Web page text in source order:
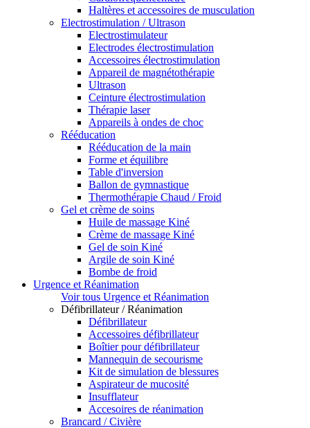
Haltères et accessoires de musculation
Electrostimulation / Ultrason
Electrostimulateur
Electrodes électrostimulation
Accessoires électrostimulation
Appareil de magnétothérapie
Ultrason
Ceinture électrostimulation
Thérapie laser
Appareils à ondes de choc
Rééducation
Rééducation de la main
Forme et équilibre
Table d'inversion
Ballon de gymnastique
Thermothérapie Chaud / Froid
Gel et crème de soins
Huile de massage Kiné
Crème de massage Kiné
Gel de soin Kiné
Argile de soin Kiné
Bombe de froid
Urgence et Réanimation
Voir tous Urgence et Réanimation
Défibrillateur / Réanimation
Défibrillateur
Accessoires défibrillateur
Boîtier pour défibrillateur
Mannequin de secourisme
Kit de simulation de blessures
Aspirateur de mucosité
Insufflateur
Accesoires de réanimation
Brancard / Civière